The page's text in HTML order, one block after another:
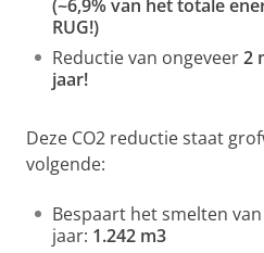
(~6,9% van het totale
RUG!)
Reductie van ongeveer2
jaar!
Deze CO2 reductie staat
volgende:
Bespaart het smelten
jaar: 1.242 m3